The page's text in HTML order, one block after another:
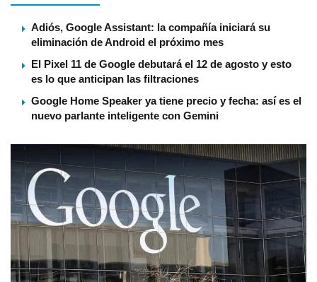
Adiós, Google Assistant: la compañía iniciará su
eliminación de Android el próximo mes
El Pixel 11 de Google debutará el 12 de agosto y esto
es lo que anticipan las filtraciones
Google Home Speaker ya tiene precio y fecha: así es el
nuevo parlante inteligente con Gemini